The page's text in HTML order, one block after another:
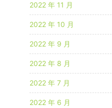
2022 年 11 月
2022 年 10 月
2022 年 9 月
2022 年 8 月
2022 年 7 月
2022 年 6 月